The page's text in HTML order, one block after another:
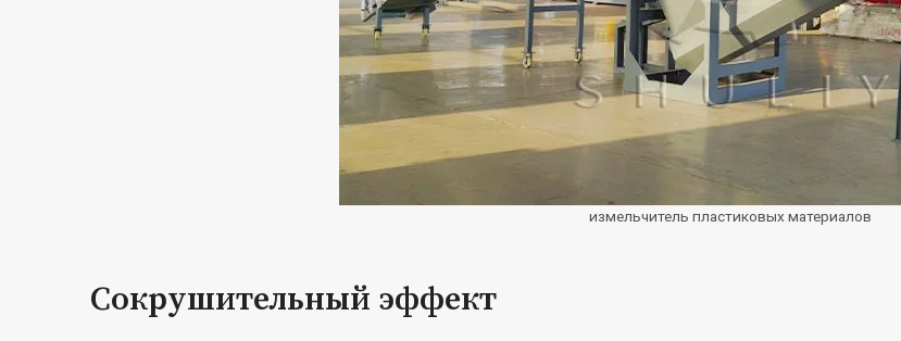
измельчитель пластиковых материалов
Сокрушительный эффект